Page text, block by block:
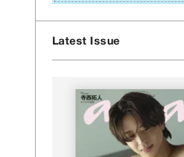
確かな安⼼感をもたらすはずで
Latest Issue